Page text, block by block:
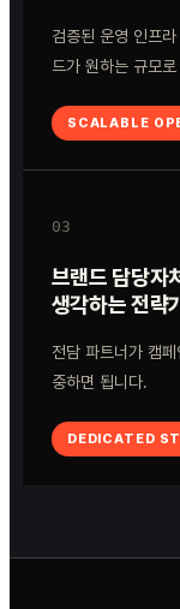
검증된 운영 인프
드가 원하는 규모
SCALABLE
03
브랜드 담당자
생각하는 전략
전담 파트너가 캠
중하면 됩니다.
DEDICATED